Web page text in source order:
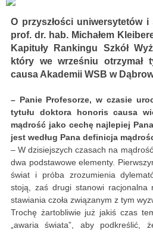
O przyszłości uniwersytetów i
prof. dr. hab. Michałem
Kapituły Rankingu Szkół
który we wrześniu otrzymał
causa Akademii WSB w
– Panie Profesorze, w czasie
tytułu doktora honoris causa
mądrość jako cechę najlepiej
jest według Pana definicja
– W dzisiejszych czasach na
dwa podstawowe elementy.
świat i próba zrozumienia
stoją, zaś drugi stanowi racjonalna
stawiania czoła związanym z tym
Trochę żartobliwie już jakiś czas
„awaria świata”, aby podkreślić,